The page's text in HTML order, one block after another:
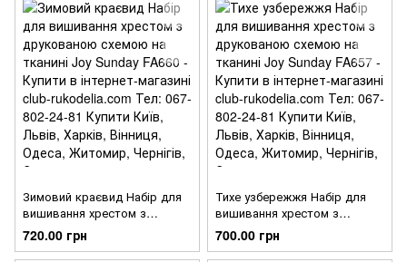
Зимовий краєвид Набір для
вишивання хрестом з
друкованою схемою на
тканині Joy Sunday FA660
720.00 грн
Тихе узбережжя Набір для
вишивання хрестом з
друкованою схемою на
тканині Joy Sunday FA657
700.00 грн